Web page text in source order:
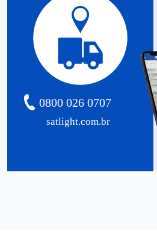
satlight.com.br
0800 026 0707